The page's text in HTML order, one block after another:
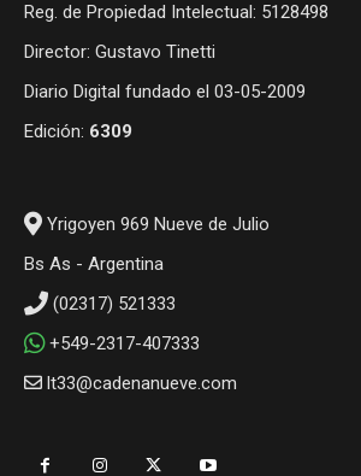
Reg. de Propiedad Intelectual: 5128498
Director: Gustavo Tinetti
Diario Digital fundado el 03-05-2009
Edición: 6309
Yrigoyen 969 Nueve de Julio
Bs As - Argentina
(02317) 521333
+549-2317-407333
lt33@cadenanueve.com